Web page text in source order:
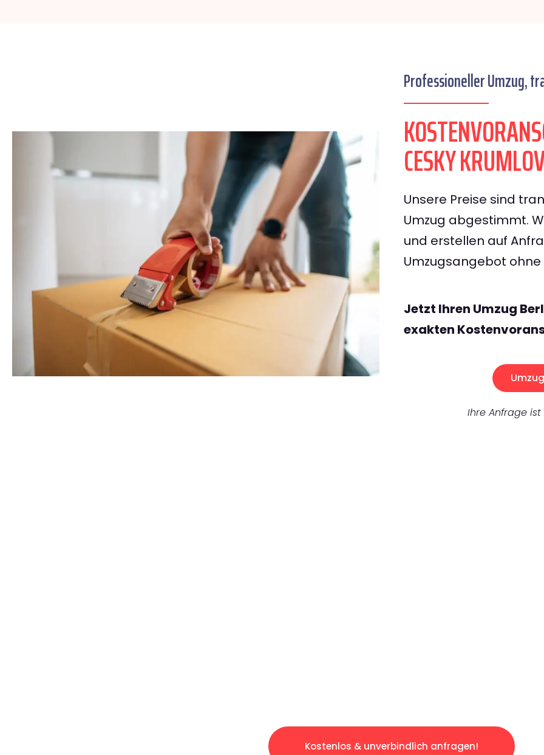
Professioneller Umzug,
CESKY
Unsere Preise sind
Umzug abgestimmt.
und erstellen auf
Umzugsangebot
Jetzt Ihren Umzug
exakten
Ihre Anfrage ist
Kostenlos & unverbindlich anfragen!